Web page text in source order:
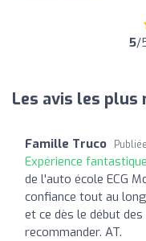
5/
Les avis les plus
Famille Truco
Expérience
de l'auto école ECG
confiance tout au
et ce dès le début
recommander. AT.